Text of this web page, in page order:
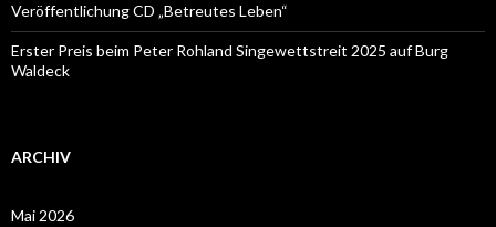
Veröffentlichung CD „Betreutes Leben“
Erster Preis beim Peter Rohland Singewettstreit 2025 auf Burg
Waldeck
ARCHIV
Mai 2026